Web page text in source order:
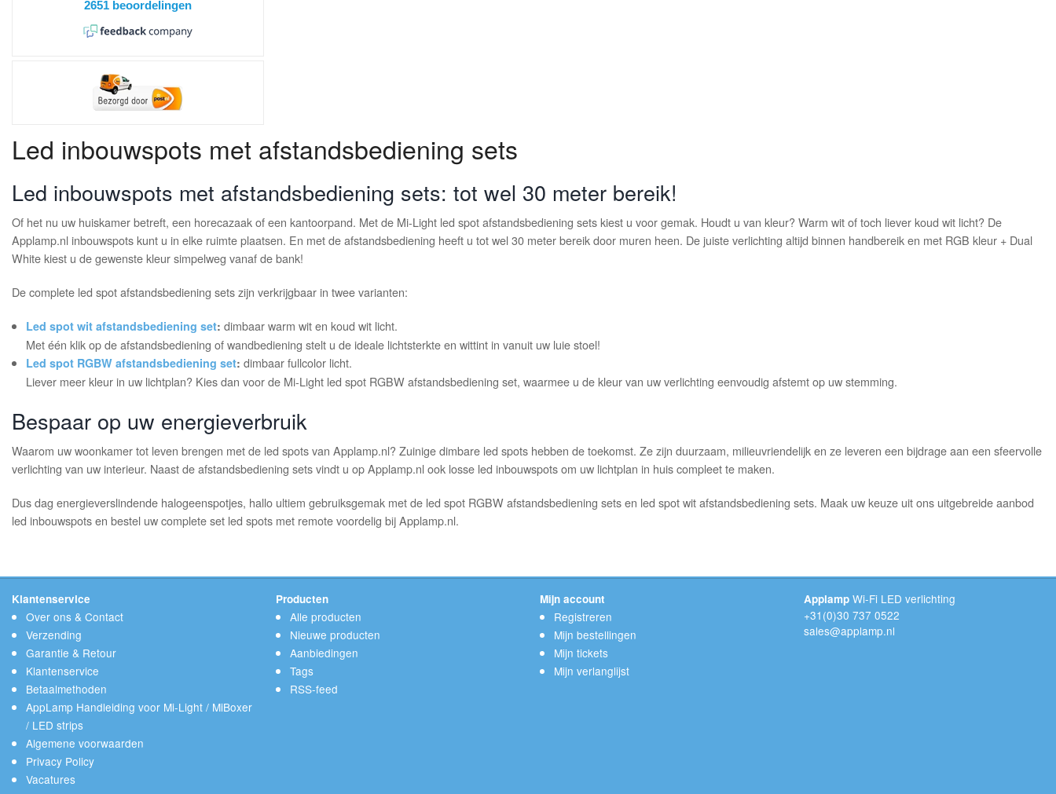
Led inbouwspots met afstandsbediening sets
Led inbouwspots met afstandsbediening sets: tot wel 30 meter bereik!
Of het nu uw huiskamer betreft, een horecazaak of een kantoorpand. Met de Mi-Light led spot afstandsbediening sets kiest u voor gemak. Houdt u van kleur? Warm wit of toch liever koud wit licht? De
Applamp.nl inbouwspots kunt u in elke ruimte plaatsen. En met de afstandsbediening heeft u tot wel 30 meter bereik door muren heen. De juiste verlichting altijd binnen handbereik en met RGB kleur + Dual
White kiest u de gewenste kleur simpelweg vanaf de bank!
De complete led spot afstandsbediening sets zijn verkrijgbaar in twee varianten:
Led spot wit afstandsbediening set: dimbaar warm wit en koud wit licht.
Met één klik op de afstandsbediening of wandbediening stelt u de ideale lichtsterkte en wittint in vanuit uw luie stoel!
Led spot RGBW afstandsbediening set: dimbaar fullcolor licht.
Liever meer kleur in uw lichtplan? Kies dan voor de Mi-Light led spot RGBW afstandsbediening set, waarmee u de kleur van uw verlichting eenvoudig afstemt op uw stemming.
Bespaar op uw energieverbruik
Waarom uw woonkamer tot leven brengen met de led spots van Applamp.nl? Zuinige dimbare led spots hebben de toekomst. Ze zijn duurzaam, milieuvriendelijk en ze leveren een bijdrage aan een sfeervolle
verlichting van uw interieur. Naast de afstandsbediening sets vindt u op Applamp.nl ook losse led inbouwspots om uw lichtplan in huis compleet te maken.
Dus dag energieverslindende halogeenspotjes, hallo ultiem gebruiksgemak met de led spot RGBW afstandsbediening sets en led spot wit afstandsbediening sets. Maak uw keuze uit ons uitgebreide aanbod
led inbouwspots en bestel uw complete set led spots met remote voordelig bij Applamp.nl.
Klantenservice
Over ons & Contact
Verzending
Garantie & Retour
Klantenservice
Betaalmethoden
AppLamp Handleiding voor Mi-Light / MiBoxer
/ LED strips
Algemene voorwaarden
Privacy Policy
Vacatures
Producten
Alle producten
Nieuwe producten
Aanbiedingen
Tags
RSS-feed
Mijn account
Registreren
Mijn bestellingen
Mijn tickets
Mijn verlanglijst
Applamp Wi-Fi LED verlichting
+31(0)30 737 0522
sales@applamp.nl